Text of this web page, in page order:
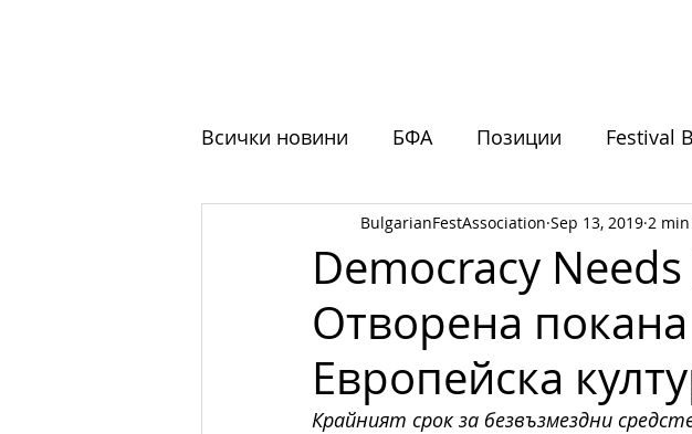
Всички новини БФА Позиции Festival
Отворени покани
Democracy
Отворена
Европейска
BulgarianFestAssociation Sep 13, 2019 2
Крайният срок за безвъзмездни